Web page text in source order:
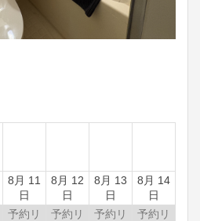
8月 11
日
8月 12
日
8月 13
日
8月 14
日
予約リ
予約リ
予約リ
予約リ